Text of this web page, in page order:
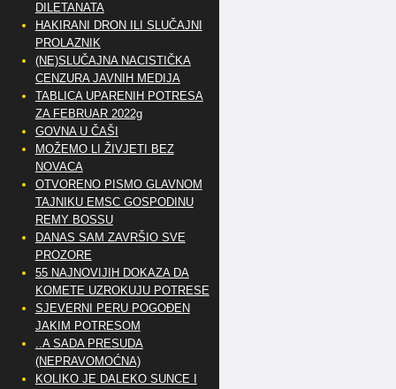
DILETANATA
HAKIRANI DRON ILI SLUČAJNI
PROLAZNIK
(NE)SLUČAJNA NACISTIČKA
CENZURA JAVNIH MEDIJA
TABLICA UPARENIH POTRESA
ZA FEBRUAR 2022g
GOVNA U ČAŠI
MOŽEMO LI ŽIVJETI BEZ
NOVACA
OTVORENO PISMO GLAVNOM
TAJNIKU EMSC GOSPODINU
REMY BOSSU
DANAS SAM ZAVRŠIO SVE
PROZORE
55 NAJNOVIJIH DOKAZA DA
KOMETE UZROKUJU POTRESE
SJEVERNI PERU POGOĐEN
JAKIM POTRESOM
..A SADA PRESUDA
(NEPRAVOMOĆNA)
KOLIKO JE DALEKO SUNCE I